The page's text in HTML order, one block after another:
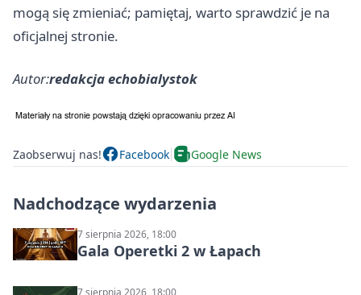
mogą się zmieniać; pamiętaj, warto sprawdzić je na
oficjalnej stronie.
Autor:redakcja echobialystok
Zaobserwuj nas! Facebook Google News
Nadchodzące wydarzenia
7 sierpnia 2026, 18:00
Gala Operetki 2 w Łapach